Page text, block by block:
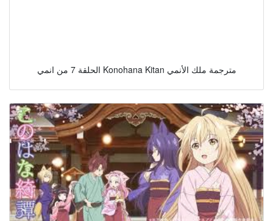
الحلقة 7 من انمي Konohana Kitan مترجمة ملك الأنمي